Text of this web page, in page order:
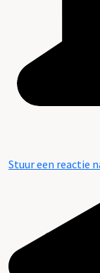
Stuur een reactie